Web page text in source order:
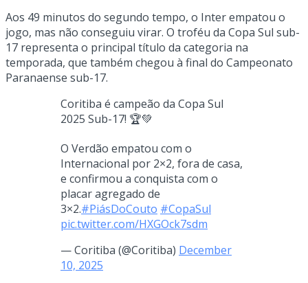
Aos 49 minutos do segundo tempo, o Inter empatou o
jogo, mas não conseguiu virar. O troféu da Copa Sul sub-
17 representa o principal título da categoria na
temporada, que também chegou à final do Campeonato
Paranaense sub-17.
Coritiba é campeão da Copa Sul
2025 Sub-17! 🏆💚
O Verdão empatou com o
Internacional por 2×2, fora de casa,
e confirmou a conquista com o
placar agregado de
3×2.#PiásDoCouto #CopaSul
pic.twitter.com/HXGOck7sdm
— Coritiba (@Coritiba) December
10, 2025